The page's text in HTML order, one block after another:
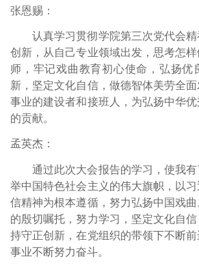
张恩赐 ：
认真学习贯彻学院第三次党代会精
创新，从自己专业领域出发，思考怎
师，牢记戏曲教育初心使命，弘扬优
新，坚定文化自信，做德智体美劳全
事业的建设者和接班人，为弘扬中华
的贡献。
孟英杰 ：
通过此次大会报告的学习，使我
举中国特色社会主义的伟大旗帜，以
信精神为根本遵循，努力弘扬中国戏曲
的殷切嘱托，努力学习 ， 坚定文化自
持守正创新，在党组织的带领下不断前
事业不断努力奋斗。